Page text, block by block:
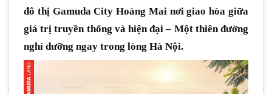
đô thị Gamuda City Hoàng Mai nơi giao hòa giữa
giá trị truyền thống và hiện đại – Một thiên đường
nghỉ dưỡng ngay trong lòng Hà Nội.